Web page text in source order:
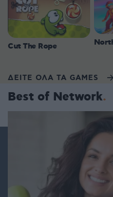
Cut The Rope
ΔΕΙΤΕ ΟΛΑ ΤΑ GAMES
Best of Network